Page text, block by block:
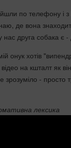
йшли по телефону і
де вона
друга собака є -
онук хотів
на кшталт як
зрозуміло - просто
лексика